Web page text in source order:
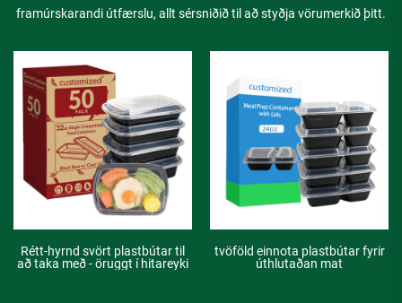
framúrskarandi útfærslu, allt sérsniðið til að styðja vörumerkið þitt.
Rétt-hyrnd svört plastbútar til
að taka með - öruggt í hitareyki
tvöföld einnota plastbútar fyrir
úthlutaðan mat